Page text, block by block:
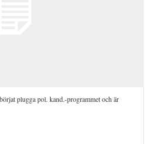
plugga pol. kand.-programmet och är